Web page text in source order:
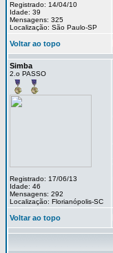
Registrado: 14/04/10
Idade: 39
Mensagens: 325
Localização: São Paulo-SP
Voltar ao topo
Simba
2.o PASSO
Registrado: 17/06/13
Idade: 46
Mensagens: 292
Localização: Florianópolis-SC
Voltar ao topo